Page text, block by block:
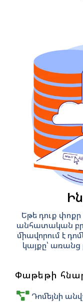
Եթե դուք
անհատական
միավորում է
կայքը՝ առանց
Փաթեթի
Դոմեյնի